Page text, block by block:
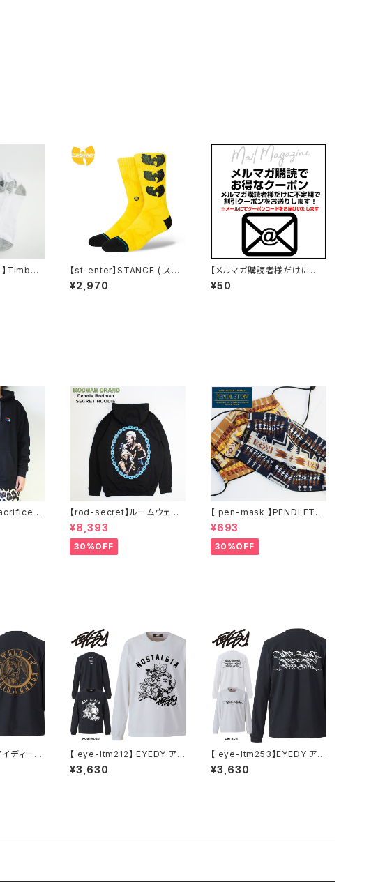
Timberl
ド Men's
Basic N
ット シ
靴下 スト
【st-enter】STANCE ( スタ
ンス ) ENTER THE WU WU
TANG ウータン・クラン コラ
¥2,970
【メルマガ購読者様だけにお
得な割引クーポン進呈】
¥50
サ
イズ メ
ェット
ック 長袖
め 長袖
【rod-secret】ルームウェア
フーディー アーティスト バン
ド アウトドア RODMAN BRA
ND ロッドマンブランド Denn
is Rodman RODAMAN SE
¥8,393
30%OFF
【 pen-mask 】PENDLETO
N ペンドルトン ファッション
マスク アウトドア フリーサイ
ズ アウトドア 通勤 通学 通気
性 マスク 乾燥しない 蒸れな
¥693
30%OFF
ディー E
ス ロン
ルーネ
【 eye-ltm212】 EYEDY アイ
ディー SIE MARIA ロングス
リーブTシャツ 大きいサイズ
カジ 通勤 通学
¥3,630
【 eye-ltm253】EYEDY アイ
ディー 大きいサイズ メンズ ロ
ングTシャツ UBI SUNT ロン
¥3,630